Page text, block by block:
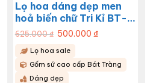
Lọ hoa dáng dẹp men
hoả biến chữ Tri Kỉ BT-
LHS29
625.000₫ Giá
gốc
là:
625.000 ₫.
500.000₫Giá
hiện
500.000 ₫.
Lọ hoa sale
Gốm sứ cao cấp Bát Tràng
Dáng dẹp